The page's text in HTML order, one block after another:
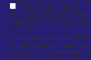
* Wyrażam zgodę
w celu
usługach lub ofercie
WIĘCEJ
Klikając przycisk
udostępniasz nam
będziemy